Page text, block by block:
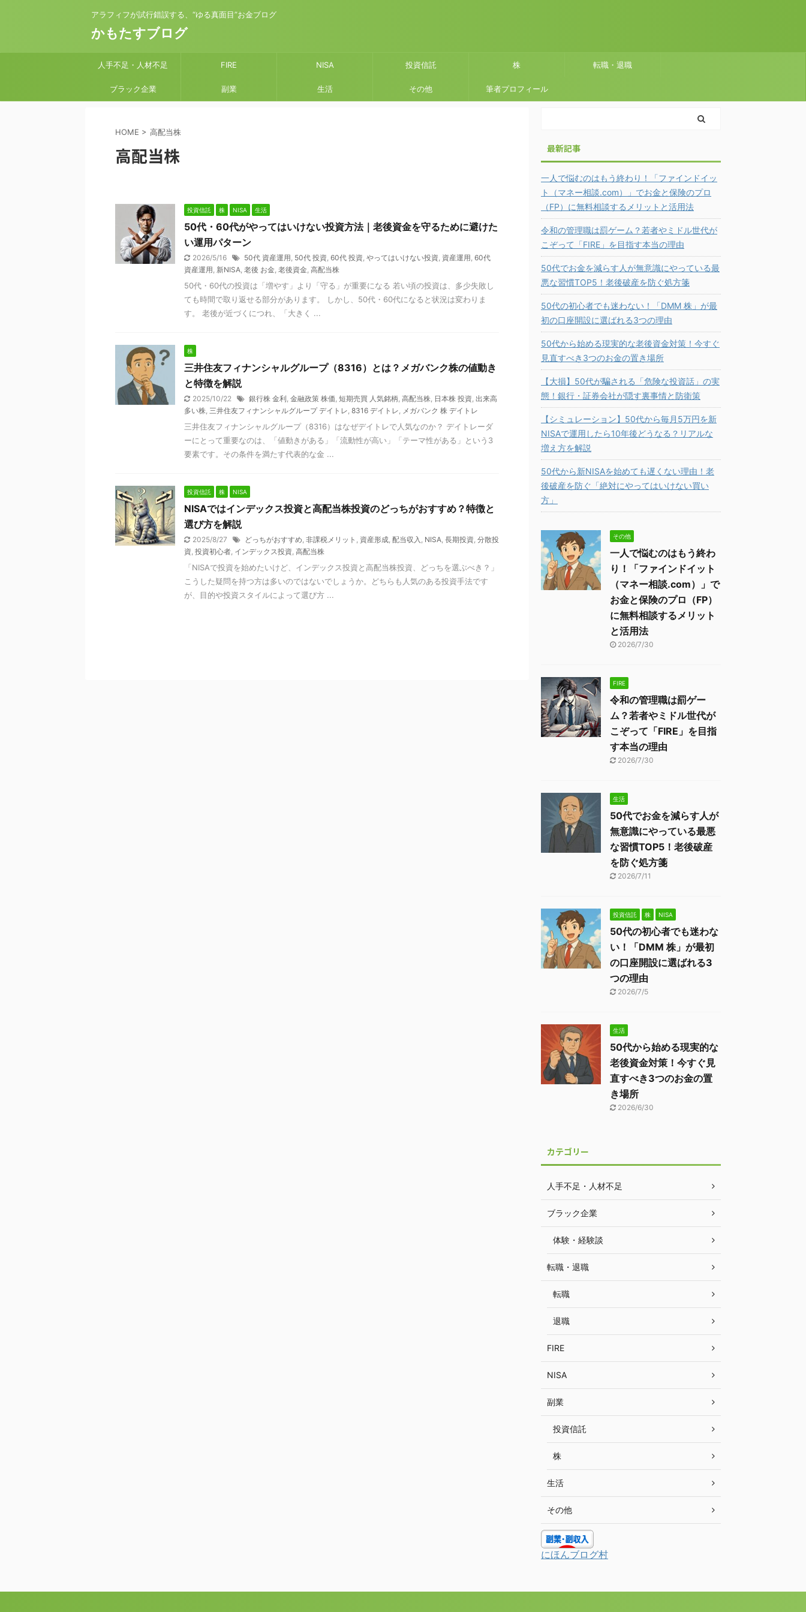
アラフィフが試行錯誤する、“ゆる真面目”お金ブログ
かもたすブログ
人手不足・人材不足 FIRE NISA 投資信託 株 転職・退職
ブラック企業 副業 生活 その他 筆者プロフィール
HOME > 高配当株
高配当株
投資信託 株 NISA 生活
50代・60代がやってはいけない投資方法｜老後資金を守るために避けた
い運用パターン
2026/5/16 50代 資産運用, 50代 投資, 60代 投資, やってはいけない投資, 資産運用, 60代
資産運用, 新NISA, 老後 お金, 老後資金, 高配当株
50代・60代の投資は「増やす」より「守る」が重要になる 若い頃の投資は、多少失敗し
ても時間で取り返せる部分があります。 しかし、50代・60代になると状況は変わりま
す。 老後が近づくにつれ、「大きく ...
株
三井住友フィナンシャルグループ（8316）とは？メガバンク株の値動き
と特徴を解説
2025/10/22 銀行株 金利, 金融政策 株価, 短期売買 人気銘柄, 高配当株, 日本株 投資, 出来高
多い株, 三井住友フィナンシャルグループ デイトレ, 8316 デイトレ, メガバンク 株 デイトレ
三井住友フィナンシャルグループ（8316）はなぜデイトレで人気なのか？ デイトレーダ
ーにとって重要なのは、「値動きがある」「流動性が高い」「テーマ性がある」という3
要素です。その条件を満たす代表的な金 ...
投資信託 株 NISA
NISAではインデックス投資と高配当株投資のどっちがおすすめ？特徴と
選び方を解説
2025/8/27 どっちがおすすめ, 非課税メリット , 資産形成, 配当収入 , NISA, 長期投資, 分散投
資, 投資初心者, インデックス投資, 高配当株
「NISAで投資を始めたいけど、インデックス投資と高配当株投資、どっちを選ぶべき？」
こうした疑問を持つ方は多いのではないでしょうか。どちらも人気のある投資手法です
が、目的や投資スタイルによって選び方 ...
最新記事
一人で悩むのはもう終わり！「ファインドイッ
ト（マネー相談.com）」でお金と保険のプロ
（FP）に無料相談するメリットと活用法
令和の管理職は罰ゲーム？若者やミドル世代が
こぞって「FIRE」を目指す本当の理由
50代でお金を減らす人が無意識にやっている最
悪な習慣TOP5！老後破産を防ぐ処方箋
50代の初心者でも迷わない！「DMM 株」が最
初の口座開設に選ばれる3つの理由
50代から始める現実的な老後資金対策！今すぐ
見直すべき3つのお金の置き場所
【大損】50代が騙される「危険な投資話」の実
態！銀行・証券会社が隠す裏事情と防衛策
【シミュレーション】50代から毎月5万円を新
NISAで運用したら10年後どうなる？リアルな
増え方を解説
50代から新NISAを始めても遅くない理由！老
後破産を防ぐ「絶対にやってはいけない買い
方」
その他
一人で悩むのはもう終わ
り！「ファインドイット
（マネー相談.com）」で
お金と保険のプロ（FP）
に無料相談するメリット
と活用法
2026/7/30
FIRE
令和の管理職は罰ゲー
ム？若者やミドル世代が
こぞって「FIRE」を目指
す本当の理由
2026/7/30
生活
50代でお金を減らす人が
無意識にやっている最悪
な習慣TOP5！老後破産
を防ぐ処方箋
2026/7/11
投資信託 株 NISA
50代の初心者でも迷わな
い！「DMM 株」が最初
の口座開設に選ばれる3
つの理由
2026/7/5
生活
50代から始める現実的な
老後資金対策！今すぐ見
直すべき3つのお金の置
き場所
2026/6/30
カテゴリー
人手不足・人材不足
ブラック企業
体験・経験談
転職・退職
転職
退職
FIRE
NISA
副業
投資信託
株
生活
その他
にほんブログ村